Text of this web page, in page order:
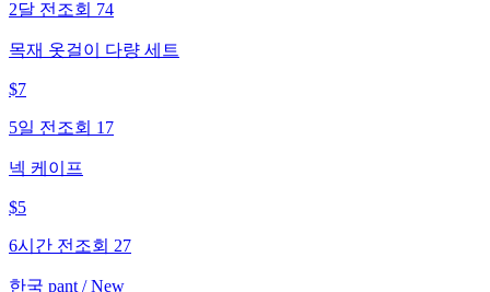
2달 전 조회 74
목재 옷걸이 다량 세트
$7
5일 전 조회 17
넥 케이프
$5
6시간 전 조회 27
한국 pant / New